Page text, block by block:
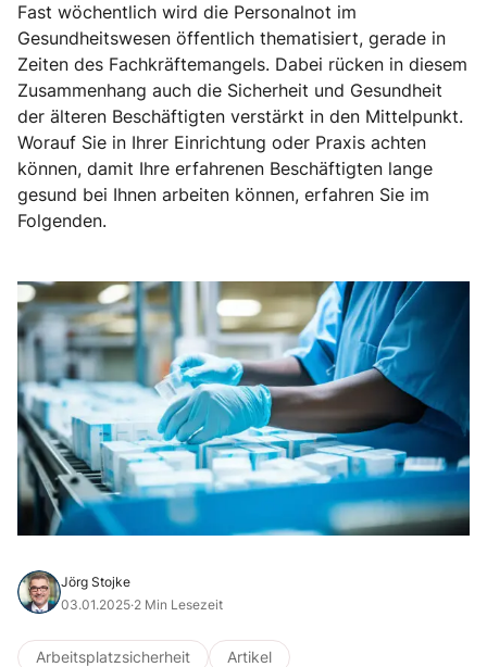
Fast wöchentlich wird die Personalnot im
Gesundheitswesen öffentlich thematisiert, gerade in
Zeiten des Fachkräftemangels. Dabei rücken in diesem
Zusammenhang auch die Sicherheit und Gesundheit
der älteren Beschäftigten verstärkt in den Mittelpunkt.
Worauf Sie in Ihrer Einrichtung oder Praxis achten
können, damit Ihre erfahrenen Beschäftigten lange
gesund bei Ihnen arbeiten können, erfahren Sie im
Folgenden.
Jörg Stojke
03.01.2025·2 Min Lesezeit
Arbeitsplatzsicherheit
Artikel